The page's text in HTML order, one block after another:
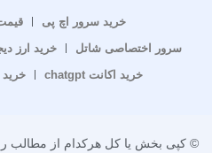
خرید سرور اچ پی
سرور اختصاصی شاتل
خرید ارز
خرید اکانت chatgpt
© کپی بخش یا کل هرکدام از مطالب